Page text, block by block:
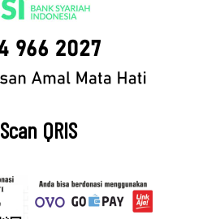
Scan QRIS